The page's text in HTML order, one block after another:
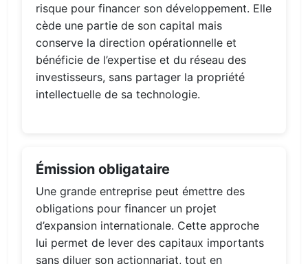
risque pour financer son développement. Elle
cède une partie de son capital mais
conserve la direction opérationnelle et
bénéficie de l’expertise et du réseau des
investisseurs, sans partager la propriété
intellectuelle de sa technologie.
Émission obligataire
Une grande entreprise peut émettre des
obligations pour financer un projet
d’expansion internationale. Cette approche
lui permet de lever des capitaux importants
sans diluer son actionnariat, tout en